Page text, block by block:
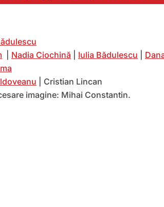
Nadia Ciochină Iulia Bădulescu
| Cristian Lincan
imagine: Mihai Constantin.